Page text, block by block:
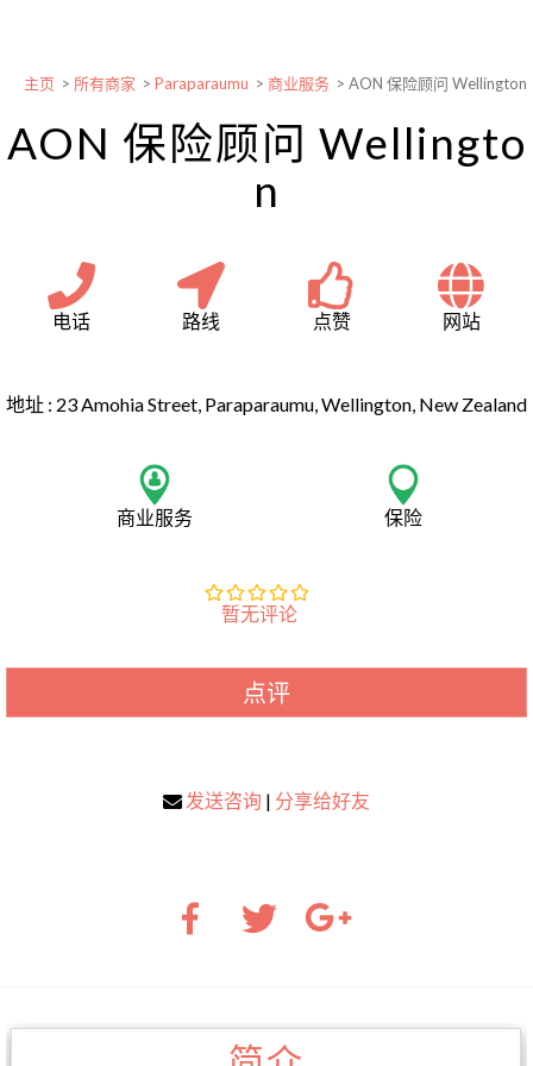
主页 > 所有商家 > Paraparaumu > 商业服务 > AON 保险顾问 Wellington
AON 保险顾问 Wellingto
n
电话 路线 点赞 网站
地址 : 23 Amohia Street, Paraparaumu, Wellington, New Zealand
商业服务 保险
暂无评论
点评
发送咨询 | 分享给好友